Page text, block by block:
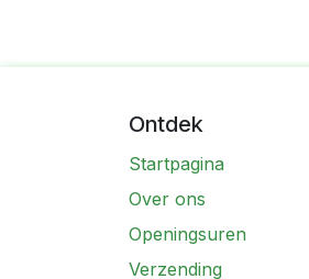
Ontdek
Startpagina
Over ons
Openingsuren
Verzending